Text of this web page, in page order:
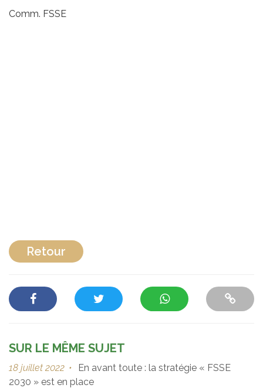
Comm. FSSE
Retour
SUR LE MÊME SUJET
18 juillet 2022 •
En avant toute : la stratégie « FSSE
2030 » est en place